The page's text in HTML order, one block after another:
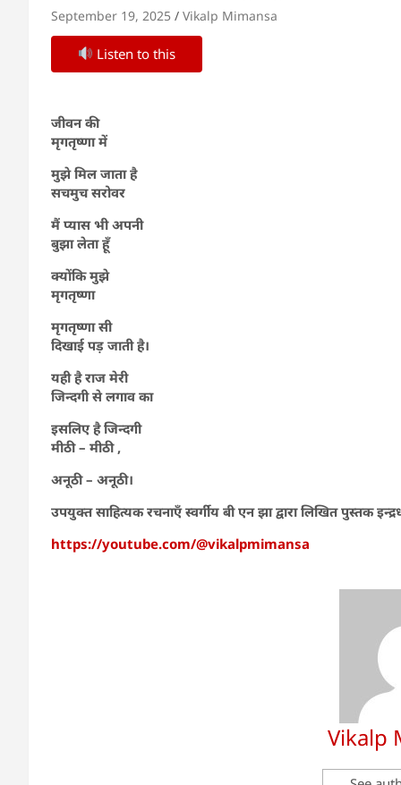
September 19, 2025 Vikalp Mimansa
Listen to this
जीवन की
मृगतृष्णा में
मुझे मिल जाता है
सचमुच सरोवर
मैं प्यास भी अपनी
बुझा लेता हूँ
क्योंकि मुझे
मृगतृष्णा
मृगतृष्णा सी
दिखाई पड़ जाती है।
यही है राज मेरी
जिन्दगी से लगाव का
इसलिए है जिन्दगी
मीठी – मीठी ,
अनूठी – अनूठी।
उपयुक्त साहित्यक रचनाएँ स्वर्गीय बी एन झा द्वारा लिखित पुस्तक
https://youtube.com/@vikalpmimansa
Vikalp